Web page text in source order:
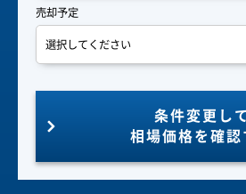
売却予定
条件変更して
相場価格を確認